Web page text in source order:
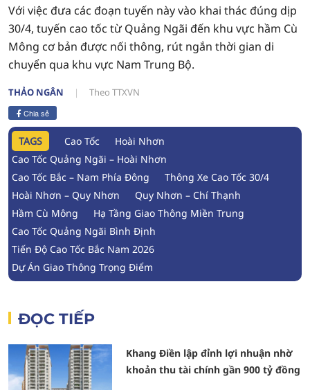
Với việc đưa các đoạn tuyến này vào khai thác đúng dịp
30/4, tuyến cao tốc từ Quảng Ngãi đến khu vực hầm Cù
Mông cơ bản được nối thông, rút ngắn thời gian di
chuyển qua khu vực Nam Trung Bộ.
THẢO NGÂN Theo TTXVN
Chia sẻ
TAGS Cao Tốc
Hoài Nhơn
Cao Tốc Quảng Ngãi – Hoài Nhơn
Cao Tốc Bắc – Nam Phía Đông
Thông Xe Cao Tốc 30/4
Hoài Nhơn – Quy Nhơn
Quy Nhơn – Chí Thạnh
Hầm Cù Mông
Hạ Tầng Giao Thông Miền Trung
Cao Tốc Quảng Ngãi Bình Định
Tiến Độ Cao Tốc Bắc Nam 2026
Dự Án Giao Thông Trọng Điểm
ĐỌC TIẾP
Khang Điền lập đỉnh lợi nhuận nhờ
khoản thu tài chính gần 900 tỷ đồng